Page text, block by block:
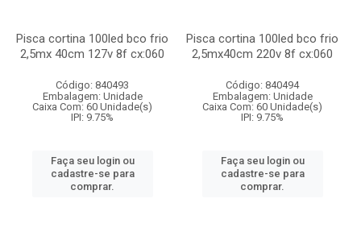
Pisca cortina 100led bco frio
2,5mx 40cm 127v 8f cx:060
Código: 840493
Embalagem: Unidade
Caixa Com: 60 Unidade(s)
IPI: 9.75%
Faça seu login ou
cadastre-se para
comprar.
Pisca cortina 100led bco frio
2,5mx40cm 220v 8f cx:060
Código: 840494
Embalagem: Unidade
Caixa Com: 60 Unidade(s)
IPI: 9.75%
Faça seu login ou
cadastre-se para
comprar.